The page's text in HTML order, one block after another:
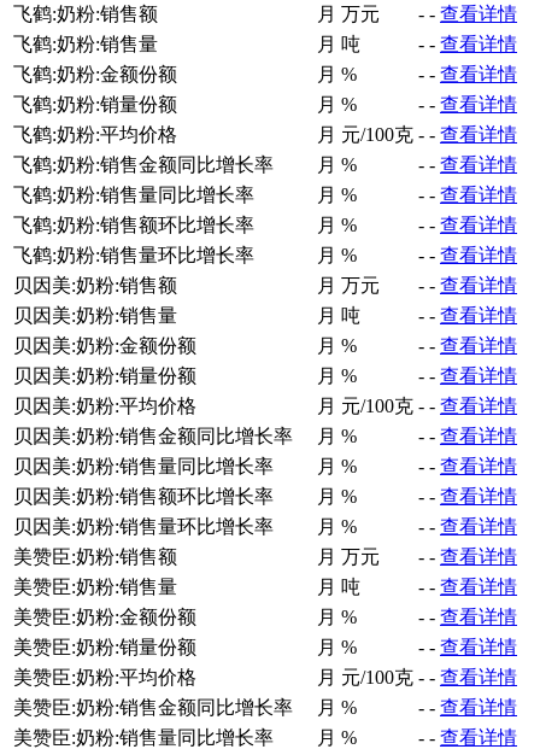
飞鹤:奶粉:销售额 月 万元 - - 查看详情
飞鹤:奶粉:销售量
月 吨 - - 查看详情
飞鹤:奶粉:金额份额
月 % - - 查看详情
飞鹤:奶粉:销量份额
月 % - - 查看详情
飞鹤:奶粉:平均价格
月 元/100克 - - 查看详情
飞鹤:奶粉:销售金额同比增长率
月 % - - 查看详情
飞鹤:奶粉:销售量同比增长率
月 % - - 查看详情
飞鹤:奶粉:销售额环比增长率
月 % - - 查看详情
飞鹤:奶粉:销售量环比增长率
月 % - - 查看详情
贝因美:奶粉:销售额
月 万元 - - 查看详情
贝因美:奶粉:销售量
月 吨 - - 查看详情
贝因美:奶粉:金额份额
月 % - - 查看详情
贝因美:奶粉:销量份额
月 % - - 查看详情
贝因美:奶粉:平均价格
月 元/100克 - - 查看详情
贝因美:奶粉:销售金额同比增长率
月 % - - 查看详情
贝因美:奶粉:销售量同比增长率
月 % - - 查看详情
贝因美:奶粉:销售额环比增长率
月 % - - 查看详情
贝因美:奶粉:销售量环比增长率
月 % - - 查看详情
美赞臣:奶粉:销售额
月 万元 - - 查看详情
美赞臣:奶粉:销售量
月 吨 - - 查看详情
美赞臣:奶粉:金额份额
月 % - - 查看详情
美赞臣:奶粉:销量份额
月 % - - 查看详情
美赞臣:奶粉:平均价格
月 元/100克 - - 查看详情
美赞臣:奶粉:销售金额同比增长率
月 % - - 查看详情
美赞臣:奶粉:销售量同比增长率
月 % - - 查看详情